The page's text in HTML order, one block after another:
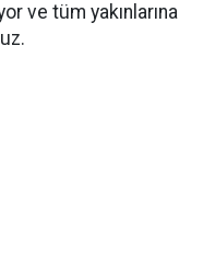
ve tüm yakınlarına